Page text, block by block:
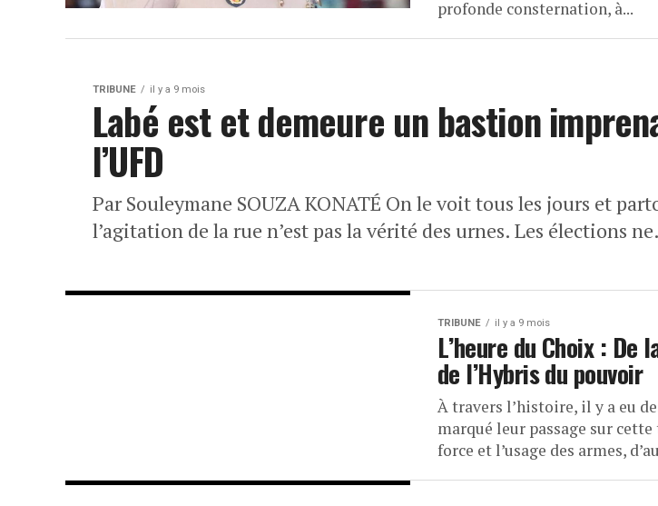
profonde consternation, à...
TRIBUNE il y a 9 mois
Labé est et demeure un bastion
l’UFD
Par Souleymane SOUZA KONATÉ On le voit tous les jours et
l’agitation de la rue n’est pas la vérité des urnes. Les élections
TRIBUNE il y a 9 mois
L’heure du Choix : De
de l’Hybris du pouvoir
À travers l’histoire, il y a eu
marqué leur passage sur
force et l’usage des armes,